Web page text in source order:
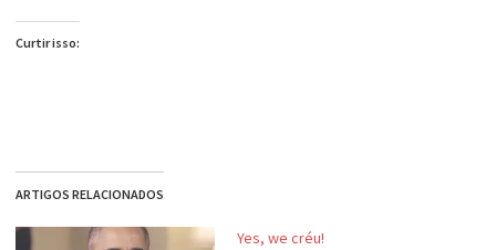
Curtir isso:
ARTIGOS RELACIONADOS
Yes, we créu!